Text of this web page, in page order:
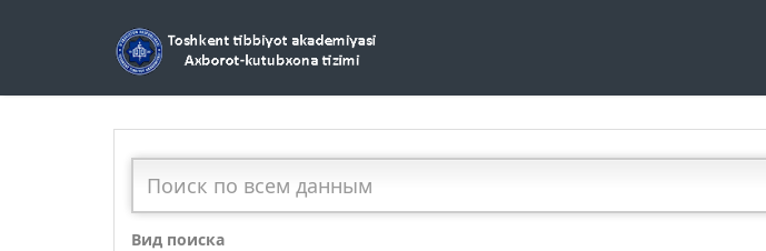
Вид поиска